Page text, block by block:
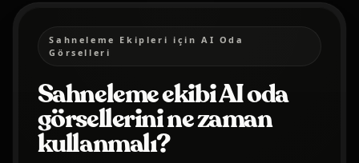
Sahneleme Ekipleri için AI Oda
Görselleri
Sahneleme ekibi AI oda
görsellerini ne zaman
kullanmalı?